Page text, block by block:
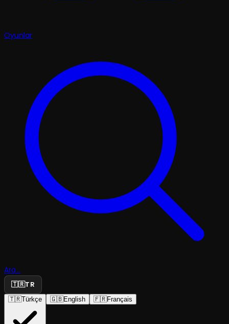
Oyunlar
Ara...
🇹🇷TR
🇹🇷Türkçe 🇬🇧English 🇫🇷Français